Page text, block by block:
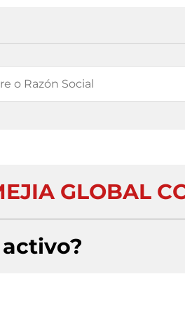
GLOBAL
activo?